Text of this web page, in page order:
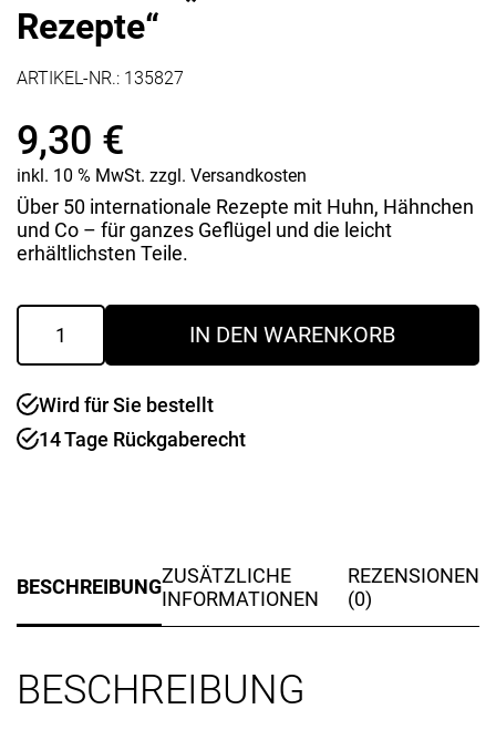
Rezepte“
ARTIKEL-NR.: 135827
9,30 €
inkl. 10 % MwSt. zzgl. Versandkosten
Über 50 internationale Rezepte mit Huhn, Hähnchen
und Co – für ganzes Geflügel und die leicht
erhältlichsten Teile.
Kochbuch
Huhn-
Rezepte"
Menge
IN DEN WARENKORB
Wird für Sie bestellt
14 Tage Rückgaberecht
BESCHREIBUNGZUSÄTZLICHE
INFORMATIONEN
REZENSIONEN
(0)
BESCHREIBUNG